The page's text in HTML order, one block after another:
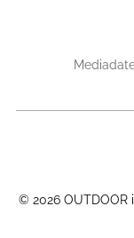
© 2026 OUTDOOR